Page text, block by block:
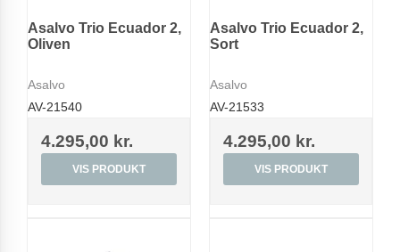
Asalvo Trio Ecuador 2,
Oliven
Asalvo
AV-21540
4.295,00 kr.
VIS PRODUKT
Asalvo Trio Ecuador 2,
Sort
Asalvo
AV-21533
4.295,00 kr.
VIS PRODUKT